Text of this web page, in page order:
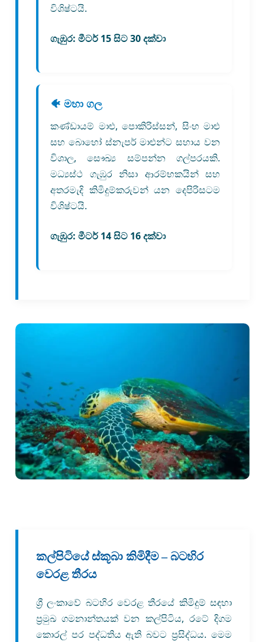
විශිෂ්ටයි.
ගැඹුර: මීටර් 15 සිට 30 දක්වා
🐠 මහා ගල
කණ්ඩායම් මාළු, පොකිරිස්සන්, සිංහ මාළු
සහ බොහෝ ස්නැපර් මාළුන්ට සහාය වන
විශාල, සෞඛ්‍ය සම්පන්න ගල්පරයකි.
මධ්‍යස්ථ ගැඹුර නිසා ආරම්භකයින් සහ
අතරමැදි කිමිදුම්කරුවන් යන දෙපිරිසටම
විශිෂ්ටයි.
ගැඹුර: මීටර් 14 සිට 16 දක්වා
කල්පිටියේ ස්කූබා කිමිදීම – බටහිර
වෙරළ තීරය
ශ්‍රී ලංකාවේ බටහිර වෙරළ තීරයේ කිමිදුම් සඳහා
ප්‍රමුඛ ගමනාන්තයක් වන කල්පිටිය, රටේ දිගම
කොරල් පර පද්ධතිය ඇති බවට ප්‍රසිද්ධය. මෙම